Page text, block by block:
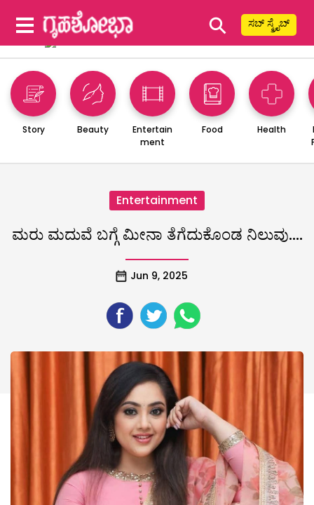
⚲ ಸಬ್ ಸ್ಕ್ರೈಬ್
Story Beauty
Entertain
ment
Food Health
Entertainment
ಮರು ಮದುವೆ ಬಗ್ಗೆ ಮೀನಾ ತೆಗೆದುಕೊಂಡ ನಿಲುವು….
Jun 9, 2025